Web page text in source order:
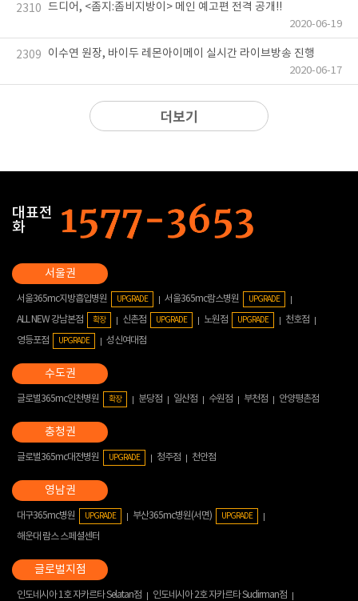
2310 드디어, <좀지:좀비지방이> 메인 예고편 전격 공개!!
2020-06-19
2309 이수연 원장, 바이두 레몬아이메이 실시간 라이브방송 진행
2020-06-17
더보기
대표전
화
서울365mc지방흡입병원 UPGRADE 서울365mc람스병원 UPGRADE
ALL NEW 강남본점 확장 신촌점 UPGRADE 노원점 UPGRADE
천호점
영등포점
UPGRADE 성신여대점
글로벌365mc인천병원 확장 분당점 일산점 수원점 부천점 안양평촌점
글로벌365mc대전병원 UPGRADE 청주점 천안점
대구365mc병원 UPGRADE 부산365mc병원(서면) UPGRADE
해운대 람스 스페셜센터
인도네시아 1호 자카르타 Selatan점
인도네시아 2호 자카르타 Sudirman점